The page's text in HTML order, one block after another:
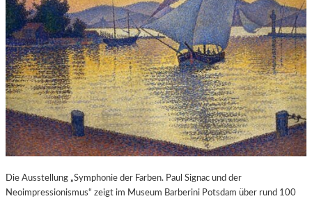
Die Ausstellung „Symphonie der Farben. Paul Signac und der
Neoimpressionismus“ zeigt im Museum Barberini Potsdam über rund 100